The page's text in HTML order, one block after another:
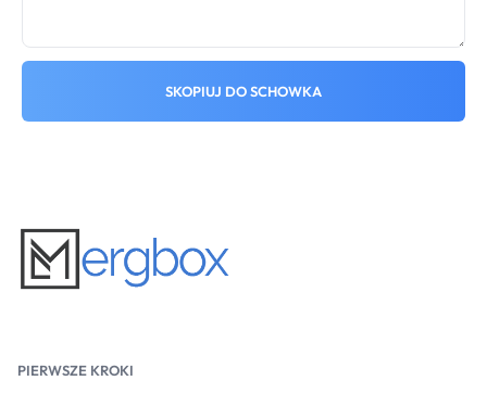
SKOPIUJ DO SCHOWKA
PIERWSZE KROKI